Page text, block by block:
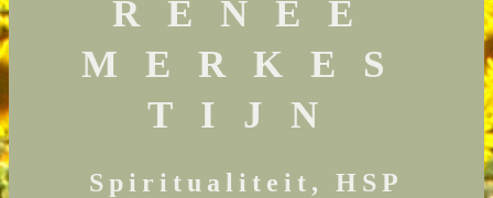
RENÉE
MERKES
TIJN
Spiritualiteit, HSP